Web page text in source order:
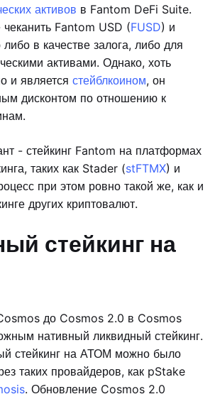
активов в Fantom DeFi Suite.
Fantom USD (FUSD) и
либо в качестве залога, либо для
активами. Однако, хоть
и является стейблкоином, он
дисконтом по отношению к
- стейкинг Fantom на платформах
таких как Stader (stFTMX) и
при этом ровно такой же, как и
других криптовалют.
стейкинг на
до Cosmos 2.0 в Cosmos
нативный ликвидный стейкинг.
стейкинг на АТОМ можно было
таких провайдеров, как pStake
. Обновление Cosmos 2.0